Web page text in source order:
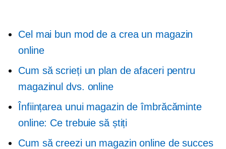
Cel mai bun mod de a crea un magazin
online
Cum să scrieți un plan de afaceri pentru
magazinul dvs. online
Înființarea unui magazin de îmbrăcăminte
online: Ce trebuie să știți
Cum să creezi un magazin online de succes